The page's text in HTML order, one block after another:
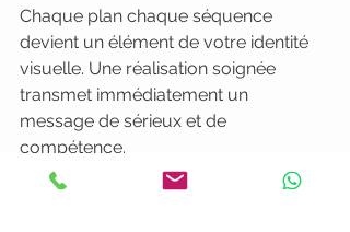
Chaque plan chaque séquence
devient un élément de votre identité
visuelle. Une réalisation soignée
transmet immédiatement un
message de sérieux et de
compétence.